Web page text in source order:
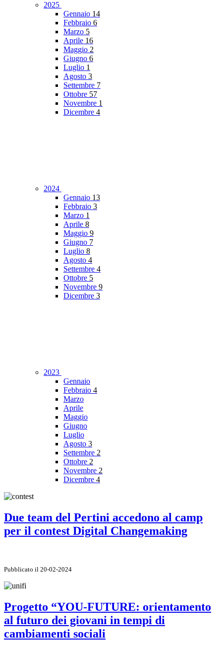
2025
Gennaio 14
Febbraio 6
Marzo 5
Aprile 16
Maggio 2
Giugno 6
Luglio 1
Agosto 3
Settembre 7
Ottobre 57
Novembre 1
Dicembre 4
2024
Gennaio 13
Febbraio 3
Marzo 1
Aprile 8
Maggio 9
Giugno 7
Luglio 8
Agosto 4
Settembre 4
Ottobre 5
Novembre 9
Dicembre 3
2023
Gennaio
Febbraio 4
Marzo
Aprile
Maggio
Giugno
Luglio
Agosto 3
Settembre 2
Ottobre 2
Novembre 2
Dicembre 4
Due team del Pertini accedono al camp
per il contest Digital Changemaking
Pubblicato il 20-02-2024
Progetto “YOU-FUTURE: orientamento
al futuro dei giovani in tempi di
cambiamenti sociali